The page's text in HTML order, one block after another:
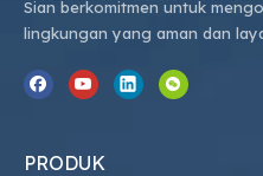
Sian berkomitmen untuk
lingkungan yang aman dan
PRODUK